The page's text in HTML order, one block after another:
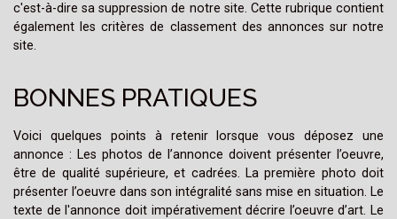
c'est-à-dire sa suppression de notre site. Cette rubrique contient
également les critères de classement des annonces sur notre
site.
BONNES PRATIQUES
Voici quelques points à retenir lorsque vous déposez une
annonce : Les photos de l’annonce doivent présenter l’oeuvre,
être de qualité supérieure, et cadrées. La première photo doit
présenter l’oeuvre dans son intégralité sans mise en situation. Le
texte de l'annonce doit impérativement décrire l’oeuvre d’art. Le